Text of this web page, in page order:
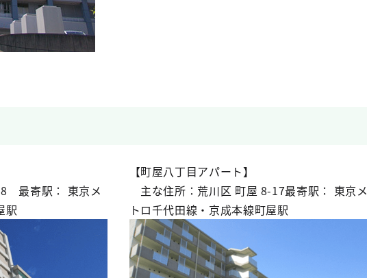
最寄駅： 東京メ
駅
【町屋八丁目アパート】
主な住所：荒川区 町屋 8-17最寄駅： 東京メ
トロ千代田線・京成本線町屋駅